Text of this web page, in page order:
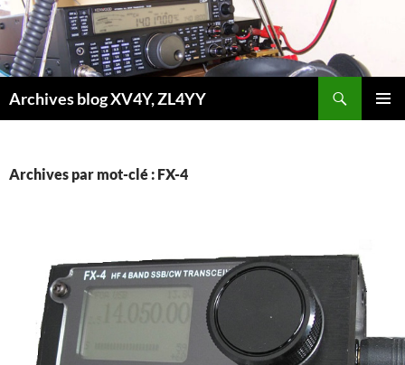
Aller
au
contenu
Archives blog XV4Y, ZL4YY
Archives par mot-clé : FX-4